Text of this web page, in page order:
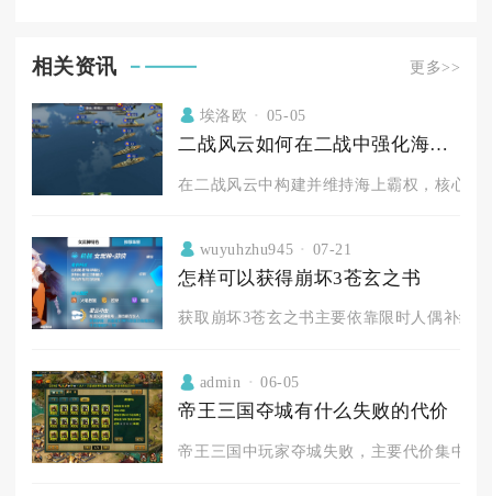
相关资讯 更多>>
埃洛欧 05-05
二战风云如何在二战中强化海军战略部署
在二战风云中构建并维持海上霸权，核心在
wuyuhzhu945 07-21
怎样可以获得崩坏3苍玄之书
获取崩坏3苍玄之书主要依靠限时人偶补给
admin 06-05
帝王三国夺城有什么失败的代价
帝王三国中玩家夺城失败，主要代价集中在